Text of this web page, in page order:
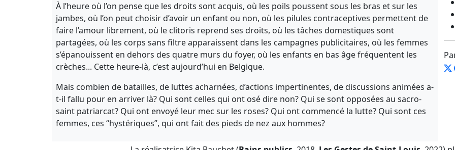
À l’heure où l’on pense que les droits sont acquis, où les poils poussent sous les bras et sur les
jambes, où l’on peut choisir d’avoir un enfant ou non, où les pilules contraceptives permettent de
faire l’amour librement, où le clitoris reprend ses droits, où les tâches domestiques sont
partagées, où les corps sans filtre apparaissent dans les campagnes publicitaires, où les femmes
s’épanouissent en dehors des quatre murs du foyer, où les enfants en bas âge fréquentent les
crèches... Cette heure-là, c’est aujourd’hui en Belgique.
Mais combien de batailles, de luttes acharnées, d’actions impertinentes, de discussions animées a-
t-il fallu pour en arriver là? Qui sont celles qui ont osé dire non? Qui se sont opposées au sacro-
saint patriarcat? Qui ont envoyé leur mec sur les roses? Qui ont commencé la lutte? Qui sont ces
femmes, ces “hystériques”, qui ont fait des pieds de nez aux hommes?